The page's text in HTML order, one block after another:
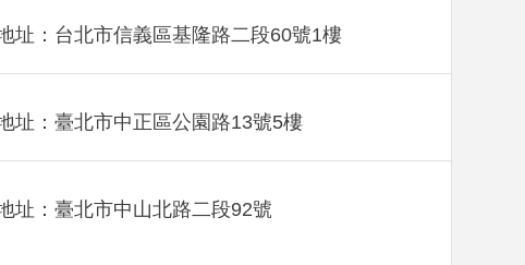
址：台北市信義區基隆路二段60號1樓
址：臺北市中正區公園路13號5樓
址：臺北市中山北路二段92號